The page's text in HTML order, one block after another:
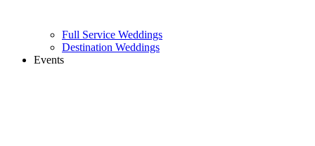
Full Service Weddings
Destination Weddings
Events